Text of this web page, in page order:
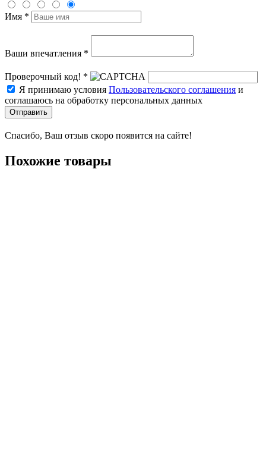
Имя *
Ваши впечатления *
Проверочный код! *
Я принимаю условия Пользовательского соглашения и
соглашаюсь на обработку персональных данных
Отправить
Спасибо, Ваш отзыв скоро появится на сайте!
Похожие товары